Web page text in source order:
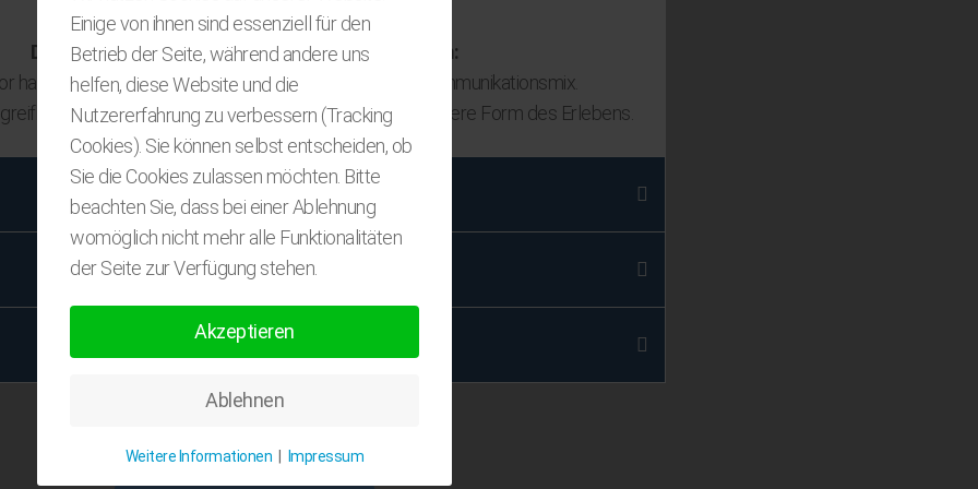
Das klassische und unverzichtbare Werbemedium:
hat die gedruckte Information ihren festen Platz im Kommunikationsmix.
und ermöglicht dadurch immer noch eine besondere Form des Erlebens.
GESCHÄFTSPAPIERE
FLYER
Einige von ihnen sind essenziell für den
Betrieb der Seite, während andere uns
helfen, diese Website und die
Nutzererfahrung zu verbessern (Tracking
Cookies). Sie können selbst entscheiden, ob
Sie die Cookies zulassen möchten. Bitte
beachten Sie, dass bei einer Ablehnung
womöglich nicht mehr alle Funktionalitäten
der Seite zur Verfügung stehen.
Akzeptieren
Ablehnen
Weitere Informationen Impressum